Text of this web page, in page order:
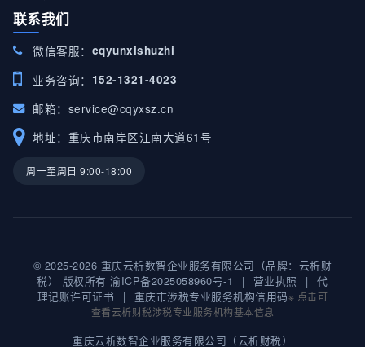
联系我们
微信客服： cqyunxishuzhi
业务咨询： 152-1321-4023
邮箱： service@cqyxsz.cn
地址：重庆市南岸区江南大道61号
周一至周日 9:00-18:00
© 2025-2026 重庆云析数智企业服务有限公司（品牌：云析财
税） 版权所有渝ICP备2025058960号-1 | 营业执照 |
代
理记账许可证书
| 重庆市涉税专业服务机构信用码※ 点击可
查看云析财税涉税专业服务机构基本信息
重庆云析数智企业服务有限公司（云析财税）